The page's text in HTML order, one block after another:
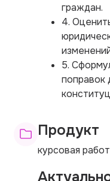
граждан.
4.
5.
поправок
Продукт
курсовая